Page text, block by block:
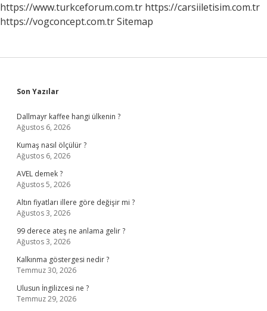
https://www.turkceforum.com.tr https://carsiiletisim.com.tr
https://vogconcept.com.trSitemap
Sidebar
Son Yazılar
Dallmayr kaffee hangi ülkenin ?
Ağustos 6, 2026
Kumaş nasıl ölçülür ?
Ağustos 6, 2026
AVEL demek ?
Ağustos 5, 2026
Altın fiyatları illere göre değişir mi ?
Ağustos 3, 2026
99 derece ateş ne anlama gelir ?
Ağustos 3, 2026
Kalkınma göstergesi nedir ?
Temmuz 30, 2026
Ulusun İngilizcesi ne ?
Temmuz 29, 2026